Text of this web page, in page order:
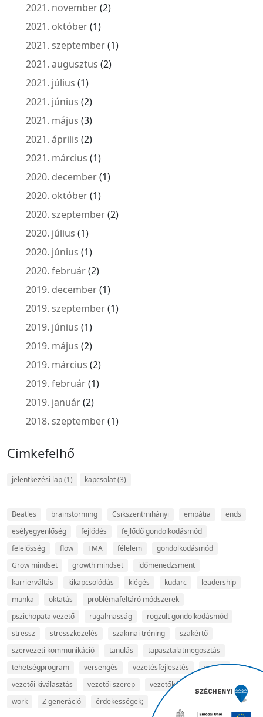
2021. november(2)
2021. október(1)
2021. szeptember(1)
2021. augusztus (2)
2021. július (1)
2021. június (2)
2021. május (3)
2021. április (2)
2021. március (1)
2020. december(1)
2020. október(1)
2020. szeptember(2)
2020. július (1)
2020. június (1)
2020. február(2)
2019. december(1)
2019. szeptember(1)
2019. június (1)
2019. május (2)
2019. március (2)
2019. február(1)
2019. január(2)
2018. szeptember(1)
Cimkefelhő
jelentkezési lap(1) kapcsolat(3)
Beatles brainstorming Csikszentmihányi empátia
ends
esélyegyenlőség
fejlődés
fejlődő gondolkodásmód
felelősség
flow FMA félelem
gondolkodásmód
Grow mindset
growth mindset
időmenedzsment
karrierváltás
kikapcsolódás kiégés kudarc
leadership
munka
oktatás
problémafeltáró módszerek
pszichopata vezető
rugalmasság
rögzült gondolkodásmód
stressz
stresszkezelés szakmai tréning
szakértő
szervezeti kommunikáció
tanulás
tapasztalatmegosztás
tehetségprogram
versengés vezetésfejlesztés
vezető
vezetői kiválasztás
vezetői szerep vezetőképzés
video arts
work
Z generáció érdekességek;